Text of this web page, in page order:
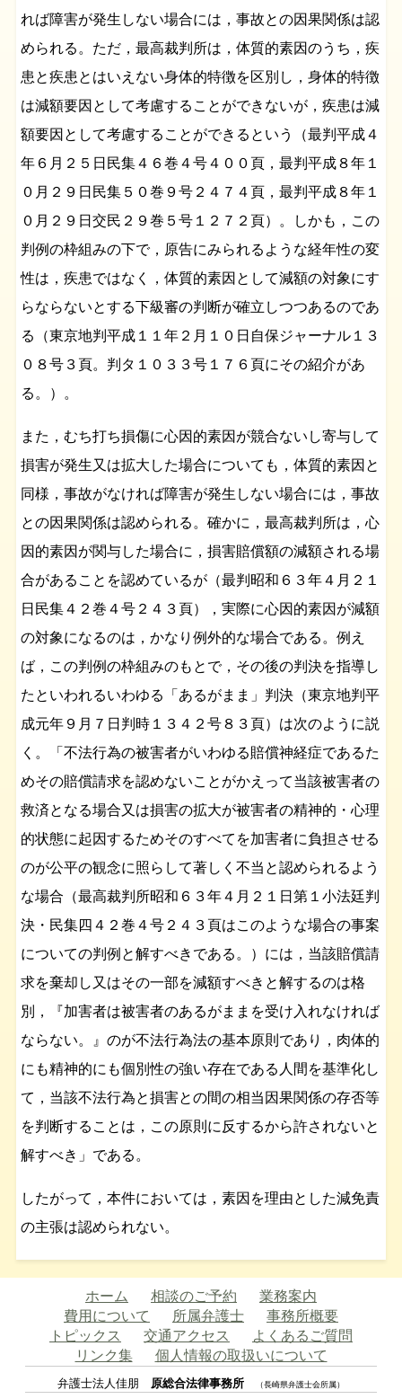
れば障害が発生しない場合には，事故との因果関係は認
められる。ただ，最高裁判所は，体質的素因のうち，疾
患と疾患とはいえない身体的特徴を区別し，身体的特徴
は減額要因として考慮することができないが，疾患は減
額要因として考慮することができるという（最判平成４
年６月２５日民集４６巻４号４００頁，最判平成８年１
０月２９日民集５０巻９号２４７４頁，最判平成８年１
０月２９日交民２９巻５号１２７２頁）。しかも，この
判例の枠組みの下で，原告にみられるような経年性の変
性は，疾患ではなく，体質的素因として減額の対象にす
らならないとする下級審の判断が確立しつつあるのであ
る（東京地判平成１１年２月１０日自保ジャーナル１３
０８号３頁。判タ１０３３号１７６頁にその紹介があ
る。）。
また，むち打ち損傷に心因的素因が競合ないし寄与して
損害が発生又は拡大した場合についても，体質的素因と
同様，事故がなければ障害が発生しない場合には，事故
との因果関係は認められる。確かに，最高裁判所は，心
因的素因が関与した場合に，損害賠償額の減額される場
合があることを認めているが（最判昭和６３年４月２１
日民集４２巻４号２４３頁），実際に心因的素因が減額
の対象になるのは，かなり例外的な場合である。例え
ば，この判例の枠組みのもとで，その後の判決を指導し
たといわれるいわゆる「あるがまま」判決（東京地判平
成元年９月７日判時１３４２号８３頁）は次のように説
く。「不法行為の被害者がいわゆる賠償神経症であるた
めその賠償請求を認めないことがかえって当該被害者の
救済となる場合又は損害の拡大が被害者の精神的・心理
的状態に起因するためそのすべてを加害者に負担させる
のが公平の観念に照らして著しく不当と認められるよう
な場合（最高裁判所昭和６３年４月２１日第１小法廷判
決・民集四４２巻４号２４３頁はこのような場合の事案
についての判例と解すべきである。）には，当該賠償請
求を棄却し又はその一部を減額すべきと解するのは格
別，『加害者は被害者のあるがままを受け入れなければ
ならない。』のが不法行為法の基本原則であり，肉体的
にも精神的にも個別性の強い存在である人間を基準化し
て，当該不法行為と損害との間の相当因果関係の存否等
を判断することは，この原則に反するから許されないと
解すべき」である。
したがって，本件においては，素因を理由とした減免責
の主張は認められない。
ホーム 相談のご予約
業務案内
費用について
所属弁護士
事務所概要
トピックス
交通アクセス
よくあるご質問
リンク集
個人情報の取扱いについて
弁護士法人佳朋 原総合法律事務所 （長崎県弁護士会所属）